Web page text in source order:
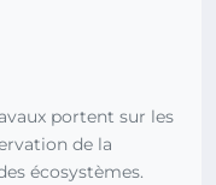
portent sur les
de la
écosystèmes.